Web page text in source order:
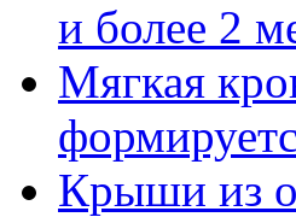
и более 2
Мягкая
Крыши из